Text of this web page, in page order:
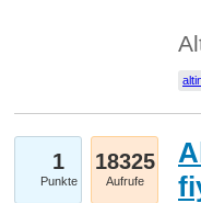
1
Punkte
18325
Aufrufe